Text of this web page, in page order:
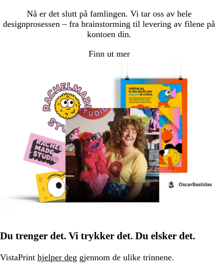
Nå er det slutt på famlingen. Vi tar oss av hele
designprosessen – fra brainstorming til levering av filene på
kontoen din.
Finn ut mer
Du trenger det. Vi trykker det. Du elsker det.
VistaPrint hjelper deg gjennom de ulike trinnene.